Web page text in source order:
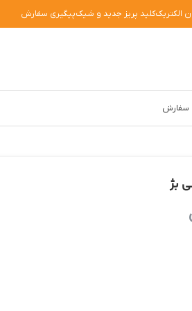
الکتریککلید پریز جدید و شیکپیگیری سفارش
سفارش
بژ